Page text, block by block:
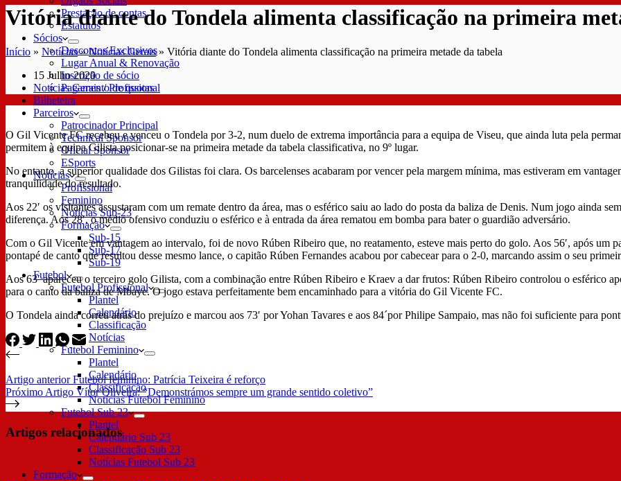
Prestação de contas
Estatutos
Sócios
Descontos Exclusivos
Lugar Anual & Renovação
Inscrição de sócio
Pagamento de quotas
Bilheteira
Parceiros
Patrocinador Principal
Technical Sponsor
Oficial Sponsor
ESports
Notícias
Profissional
Feminino
Notícias Sub-23
Formação
Sub-15
Sub-17
Sub-19
Futebol
Futebol Profissional
Plantel
Calendário
Classificação
Notícias
Futebol Feminino
Plantel
Calendário
Classificação
Notícias Futebol Feminino
Futebol Sub 23
Plantel
Calendário Sub 23
Classificação Sub 23
Notícias Futebol Sub 23
Formação
Vitória diante do Tondela alimenta classificação na primeira
Início » Notícias»Notícias Gerais» Vitória diante do Tondela alimenta classificação na primeira metade da tabela
15 Julho 2020
Notícias Gerais/Profissional
O Gil Vicente FC recebeu e venceu o Tondela por 3-2, num duelo de extrema importância para a equipa de Viseu, que ainda luta pela
permitem à equipa Gilista posicionar-se na primeira metade da tabela classificativa, no 9º lugar.
No entanto, a superior qualidade dos Gilistas foi clara. Os barcelenses acabaram por vencer pela margem mínima, mas estiveram em
tranquilidade do resultado.
Aos 22′ os visitantes assustaram com um remate dentro da área, mas o esférico saiu ao lado do posta da baliza de Denis. Num jogo ainda
diferença. Aos 28′, o médio ofensivo conduziu o esférico e à entrada da área rematou em bomba para bater o guardião adversário.
Com o Gil Vicente em vantagem ao intervalo, foi de novo Rúben Ribeiro que, no reatamento, esteve mais perto do golo. Aos 56′, após um
pontapé de canto que resultou desse mesmo lance, o capitão Rúben Fernandes acabou por cabecear para o 2-0, marcando assim o seu
Aos 63′ apareceu o terceiro golo Gilista, com a combinação entre Rúben Ribeiro e Kraev a dar frutos: Rúben Ribeiro controlou o esférico
para o canto da baliza de Mbaye. O jogo estava perfeitamente bem encaminhado para a vitória do Gil Vicente FC.
O Tondela ainda correu atrás do prejuízo e marcou aos 73′ por Yohan Tavares e aos 84´por Philipe Sampaio, mas não foi suficiente para
Artigo anteriorFutebol feminino: Patrícia Teixeira é reforço
Próximo Artigo Vítor Oliveira: “Demonstrámos sempre um grande sentido coletivo”
Artigos relacionados